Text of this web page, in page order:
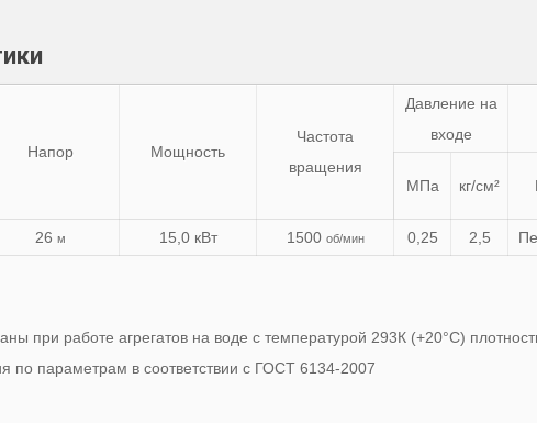
Напор Мощность
Частота
вращения
Давление на
входе
МПа кг/см²
26м 15,0 кВт 1500 об/мин 0,25 2,5
при работе агрегатов на воде с температурой 293К (+20°С)
по параметрам в соответствии с ГОСТ 6134-2007